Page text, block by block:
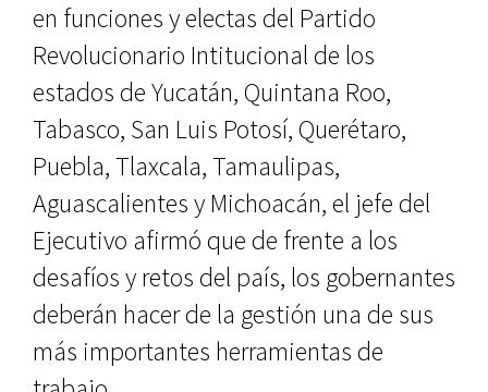
en funciones y electas del Partido
Revolucionario Intitucional de los
estados de Yucatán, Quintana Roo,
Tabasco, San Luis Potosí, Querétaro,
Puebla, Tlaxcala, Tamaulipas,
Aguascalientes y Michoacán, el jefe del
Ejecutivo afirmó que de frente a los
desafíos y retos del país, los gobernantes
deberán hacer de la gestión una de sus
más importantes herramientas de